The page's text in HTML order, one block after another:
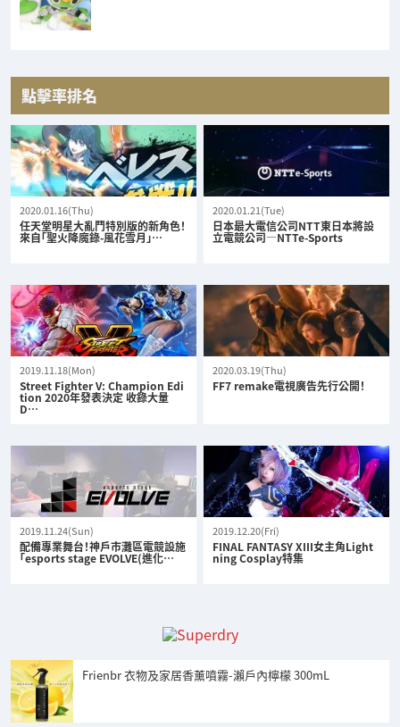
點擊率排名
2020.01.16(Thu)
任天堂明星大亂鬥特別版的新角色！
來自「聖火降魔錄-風花雪月」…
2020.01.21(Tue)
日本最大電信公司NTT東日本將設
立電競公司—NTTe-Sports
2019.11.18(Mon)
Street Fighter V: Champion Edi
tion 2020年發表決定 收錄大量
D…
2020.03.19(Thu)
FF7 remake電視廣告先行公開！
2019.11.24(Sun)
配備專業舞台！神戶市灘區電競設施
「esports stage EVOLVE(進化…
2019.12.20(Fri)
FINAL FANTASY XIII女主角Light
ning Cosplay特集
Frienbr 衣物及家居香薰噴霧-瀨戶內檸檬 300mL